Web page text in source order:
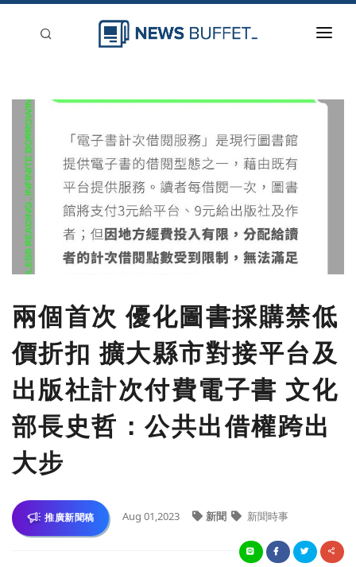
新聞稿分類
刊登
兩個首次 優化圖書採購禁低
價折扣 擴大縣市對接平台及
出版社計次付費電子書 文化
部長史哲：公共出借權跨出
大步
推廣新聞稿 Aug 01,2023 新聞 新聞時事